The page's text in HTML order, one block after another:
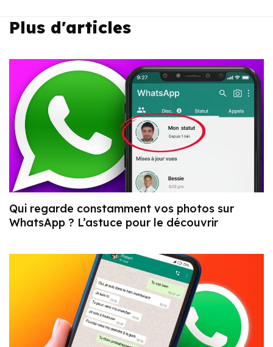
Plus d'articles
Qui regarde constamment vos photos sur
WhatsApp ? L’astuce pour le découvrir